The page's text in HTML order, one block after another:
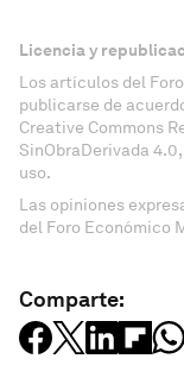
Licencia y
Los artículos del
publicarse de
Creative Commons
SinObraDerivada
uso.
Las opiniones
del Foro Económico
Comparte: